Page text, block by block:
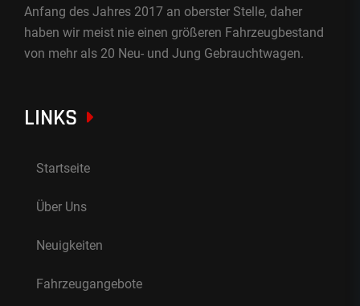
Anfang des Jahres 2017 an oberster Stelle, daher
haben wir meist nie einen größeren Fahrzeugbestand
von mehr als 20 Neu- und Jung Gebrauchtwagen.
LINKS
Startseite
Über Uns
Neuigkeiten
Fahrzeugangebote